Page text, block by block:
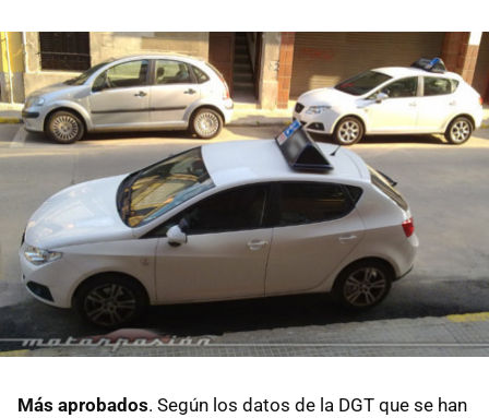
Más aprobados. Según los datos de la DGT que se han